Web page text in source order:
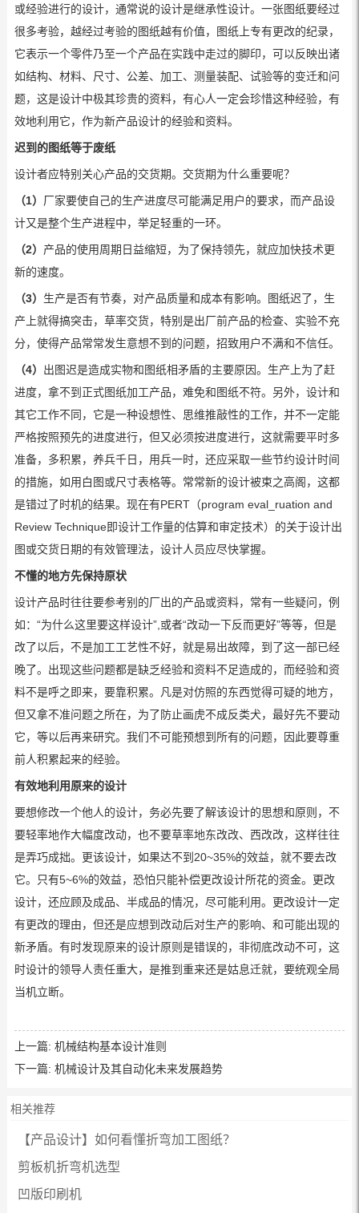
或经验进行的设计，通常说的设计是继承性设计。一张图纸要经过
很多考验，越经过考验的图纸越有价值，图纸上专有更改的纪录，
它表示一个零件乃至一个产品在实践中走过的脚印，可以反映出诸
如结构、材料、尺寸、公差、加工、测量装配、试验等的变迁和问
题，这是设计中极其珍贵的资料，有心人一定会珍惜这种经验，有
效地利用它，作为新产品设计的经验和资料。
迟到的图纸等于废纸
设计者应特别关心产品的交货期。交货期为什么重要呢？
（1） 厂家要使自己的生产进度尽可能满足用户的要求，而产品设
计又是整个生产进程中，举足轻重的一环。
（2） 产品的使用周期日益缩短，为了保持领先，就应加快技术更
新的速度。
（3） 生产是否有节奏，对产品质量和成本有影响。图纸迟了，生
产上就得搞突击，草率交货，特别是出厂前产品的检查、实验不充
分，使得产品常常发生意想不到的问题，招致用户不满和不信任。
（4） 出图迟是造成实物和图纸相矛盾的主要原因。生产上为了赶
进度，拿不到正式图纸加工产品，难免和图纸不符。另外，设计和
其它工作不同，它是一种设想性、思维推敲性的工作，并不一定能
严格按照预先的进度进行，但又必须按进度进行，这就需要平时多
准备，多积累，养兵千日，用兵一时，还应采取一些节约设计时间
的措施，如用白图或尺寸表格等。常常新的设计被束之高阁，这都
是错过了时机的结果。现在有PERT（program eval_ruation and
Review Technique即设计工作量的估算和审定技术）的关于设计出
图或交货日期的有效管理法，设计人员应尽快掌握。
不懂的地方先保持原状
设计产品时往往要参考别的厂出的产品或资料，常有一些疑问，例
如：“为什么这里要这样设计”,或者“改动一下反而更好”等等，但是
改了以后，不是加工工艺性不好，就是易出故障，到了这一部已经
晚了。出现这些问题都是缺乏经验和资料不足造成的，而经验和资
料不是呼之即来，要靠积累。凡是对仿照的东西觉得可疑的地方，
但又拿不准问题之所在，为了防止画虎不成反类犬，最好先不要动
它，等以后再来研究。我们不可能预想到所有的问题，因此要尊重
前人积累起来的经验。
有效地利用原来的设计
要想修改一个他人的设计，务必先要了解该设计的思想和原则，不
要轻率地作大幅度改动，也不要草率地东改改、西改改，这样往往
是弄巧成拙。更该设计，如果达不到20~35%的效益，就不要去改
它。只有5~6%的效益，恐怕只能补偿更改设计所花的资金。更改
设计，还应顾及成品、半成品的情况，尽可能利用。更改设计一定
有更改的理由，但还是应想到改动后对生产的影响、和可能出现的
新矛盾。有时发现原来的设计原则是错误的，非彻底改动不可，这
时设计的领导人责任重大，是推到重来还是姑息迁就，要统观全局
当机立断。
上一篇: 机械结构基本设计准则
下一篇: 机械设计及其自动化未来发展趋势
相关推荐
【产品设计】如何看懂折弯加工图纸？
剪板机折弯机选型
凹版印刷机